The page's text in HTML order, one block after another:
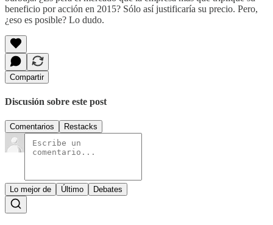
beneficio por acción en 2015? Sólo así justificaría su precio. Pero,
¿eso es posible? Lo dudo.
Compartir
Discusión sobre este post
Comentarios Restacks
Lo mejor de Último Debates